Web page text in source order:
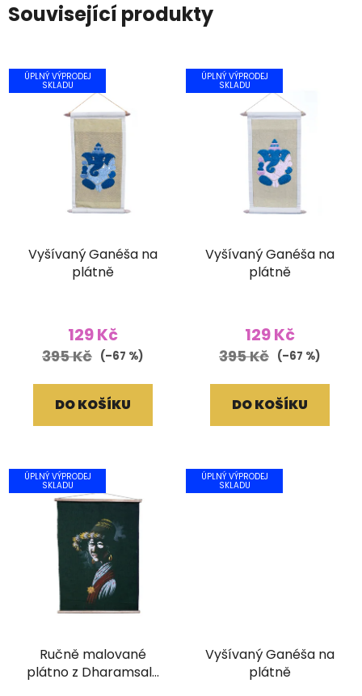
Související produkty
ÚPLNÝ VÝPRODEJ
SKLADU
Vyšívaný Ganéša na
plátně
129 Kč
395 Kč (–67 %)
DO KOŠÍKU
ÚPLNÝ VÝPRODEJ
SKLADU
Vyšívaný Ganéša na
plátně
129 Kč
395 Kč (–67 %)
DO KOŠÍKU
ÚPLNÝ VÝPRODEJ
SKLADU
Ručně malované
plátno z Dharamsaly
ÚPLNÝ VÝPRODEJ
SKLADU
Vyšívaný Ganéša na
plátně